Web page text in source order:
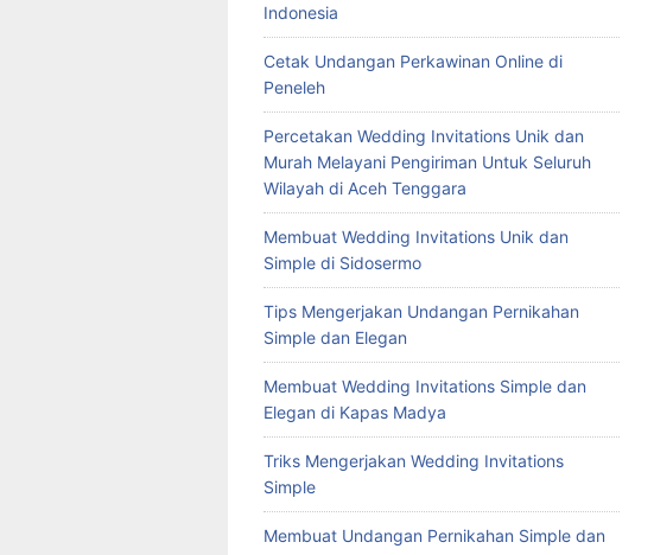
Indonesia
Cetak Undangan Perkawinan Online di
Peneleh
Percetakan Wedding Invitations Unik dan
Murah Melayani Pengiriman Untuk Seluruh
Wilayah di Aceh Tenggara
Membuat Wedding Invitations Unik dan
Simple di Sidosermo
Tips Mengerjakan Undangan Pernikahan
Simple dan Elegan
Membuat Wedding Invitations Simple dan
Elegan di Kapas Madya
Triks Mengerjakan Wedding Invitations
Simple
Membuat Undangan Pernikahan Simple dan